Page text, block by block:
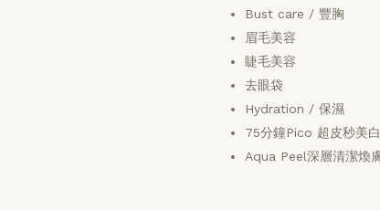
Bust care / 豐胸
眉毛美容
睫毛美容
去眼袋
Hydration / 保濕
75分鐘Pico 超皮秒美
Aqua Peel深層清潔煥